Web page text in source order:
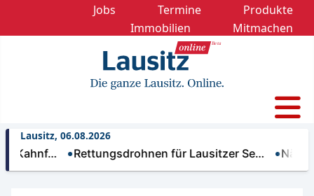
Jobs Termine
Produkte
Immobilien
Mitmachen
Lausitz, 06.08.2026
Rettungsdrohnen für Lausitzer Se… Nächtliche